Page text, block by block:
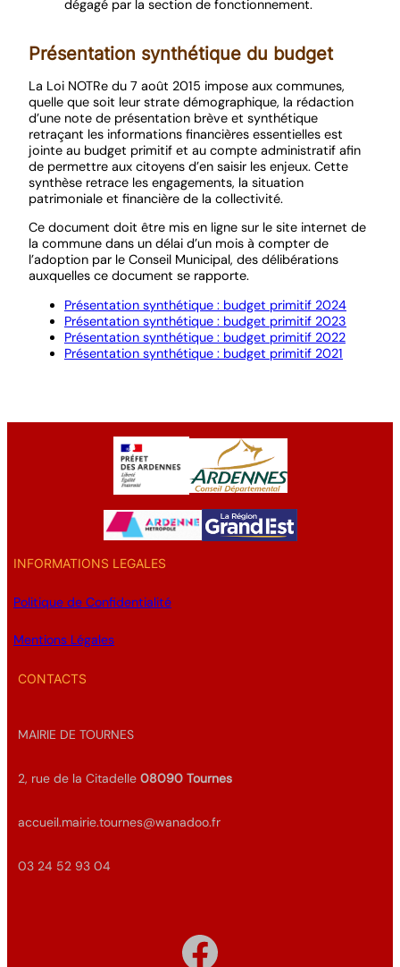
dégagé par la section de fonctionnement.
Présentation synthétique du budget
La Loi NOTRe du 7 août 2015 impose aux communes,
quelle que soit leur strate démographique, la rédaction
d’une note de présentation brève et synthétique
retraçant les informations financières essentielles est
jointe au budget primitif et au compte administratif afin
de permettre aux citoyens d’en saisir les enjeux. Cette
synthèse retrace les engagements, la situation
patrimoniale et financière de la collectivité.
Ce document doit être mis en ligne sur le site internet de
la commune dans un délai d’un mois à compter de
l’adoption par le Conseil Municipal, des délibérations
auxquelles ce document se rapporte.
Présentation synthétique : budget primitif 2024
Présentation synthétique : budget primitif 2023
Présentation synthétique : budget primitif 2022
Présentation synthétique : budget primitif 2021
INFORMATIONS LEGALES
Politique de Confidentialité
Mentions Légales
CONTACTS
MAIRIE DE TOURNES
2, rue de la Citadelle08090 Tournes
accueil.mairie.tournes@wanadoo.fr
03 24 52 93 04
Facebook